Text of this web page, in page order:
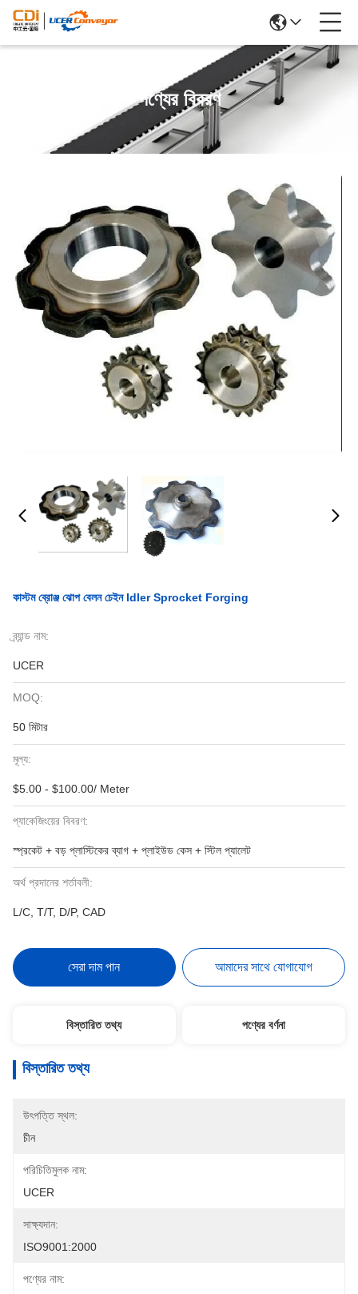
পণ্যের বিবরণ
কাস্টম ব্রোঞ্জ ঝোপ বেলন চেইন Idler Sprocket Forging
ব্র্যান্ড নাম:
UCER
MOQ:
50 মিটার
মূল্য:
$5.00 - $100.00/ Meter
প্যাকেজিংয়ের বিবরণ:
স্প্রকেট + বড় প্লাস্টিকের ব্যাগ + প্লাইউড কেস + স্টিল প্যালেট
অর্থ প্রদানের শর্তাবলী:
L/C, T/T, D/P, CAD
সেরা দাম পান আমাদের সাথে যোগাযোগ
বিস্তারিত তথ্য পণ্যের বর্ণনা
বিস্তারিত তথ্য
উৎপত্তি স্থল:
চীন
পরিচিতিমুলক নাম:
UCER
সাক্ষ্যদান:
ISO9001:2000
পণ্যের নাম: